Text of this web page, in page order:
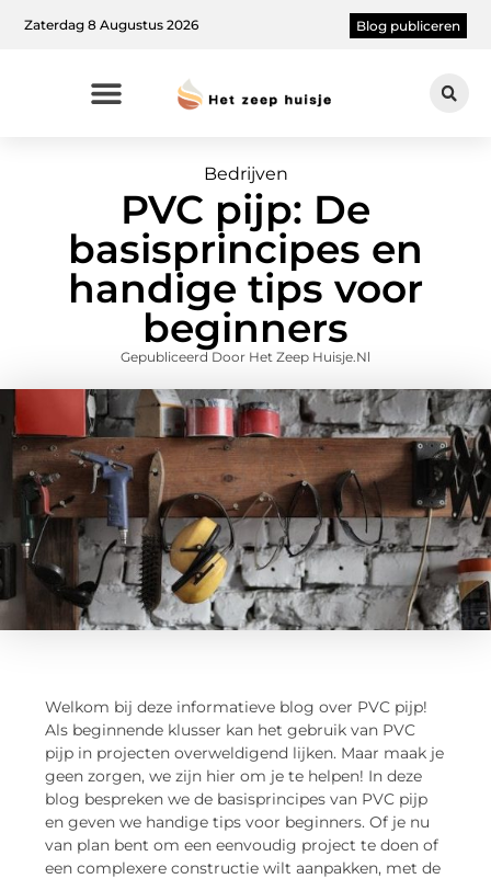
Zaterdag 8 Augustus 2026 Blog publiceren
Bedrijven
PVC pijp: De
basisprincipes en
handige tips voor
beginners
Gepubliceerd Door Het Zeep Huisje.nl
Welkom bij deze informatieve blog over PVC pijp!
Als beginnende klusser kan het gebruik van PVC
pijp in projecten overweldigend lijken. Maar maak je
geen zorgen, we zijn hier om je te helpen! In deze
blog bespreken we de basisprincipes van PVC pijp
en geven we handige tips voor beginners. Of je nu
van plan bent om een eenvoudig project te doen of
een complexere constructie wilt aanpakken, met de